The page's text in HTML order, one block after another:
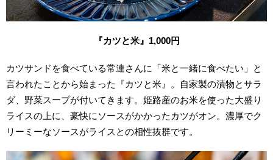
『カツと米』1,000円
カツサンドを食べている常連さんに「米と一緒に食べたい」と
言われたことから始まった『カツと米』。自家製の漬物とサラ
ダ、野菜スープが付いてきます。姫路産のお米を使った大盛り
ライスの上に、豪快にソースがかかったカツがオン。濃厚でク
リーミーなソースがライスとの相性抜群です。